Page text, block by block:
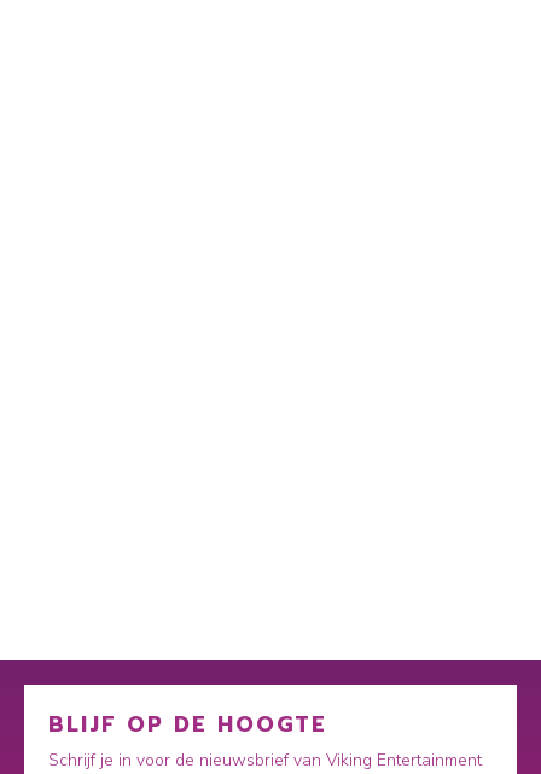
BLIJF OP DE HOOGTE
Schrijf je in voor de nieuwsbrief van Viking Entertainment